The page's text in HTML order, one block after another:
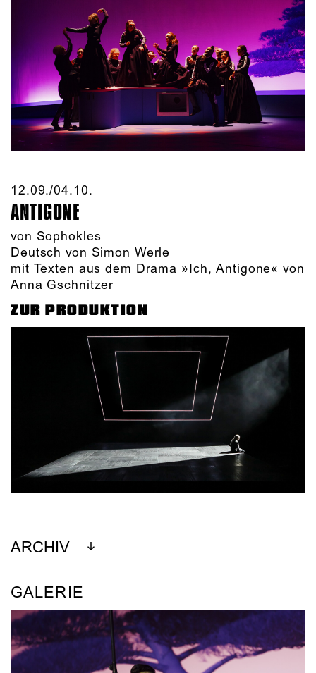
12.09./​04.10.​
ANTIGONE
von Sophokles
Deutsch von Simon Werle
mit Texten aus dem Drama »Ich, Antigone« von
Anna Gschnitzer
ZUR PRODUKTION
ARCHIV
GALERIE